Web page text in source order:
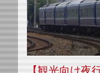
【観光向け夜